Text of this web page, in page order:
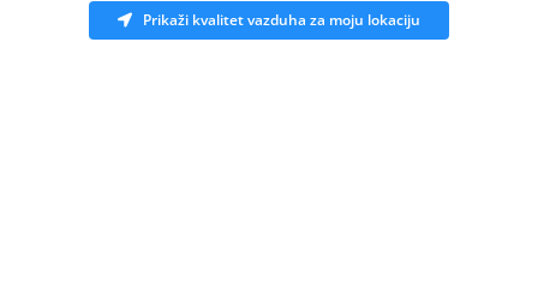
Prikaži kvalitet vazduha za moju lokaciju